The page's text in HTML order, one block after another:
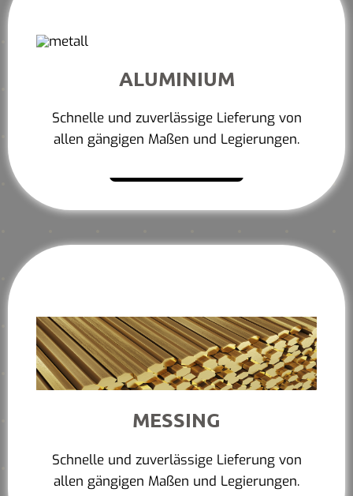
ALUMINIUM
Schnelle und zuverlässige Lieferung von
allen gängigen Maßen und Legierungen.
MESSING
Schnelle und zuverlässige Lieferung von
allen gängigen Maßen und Legierungen.